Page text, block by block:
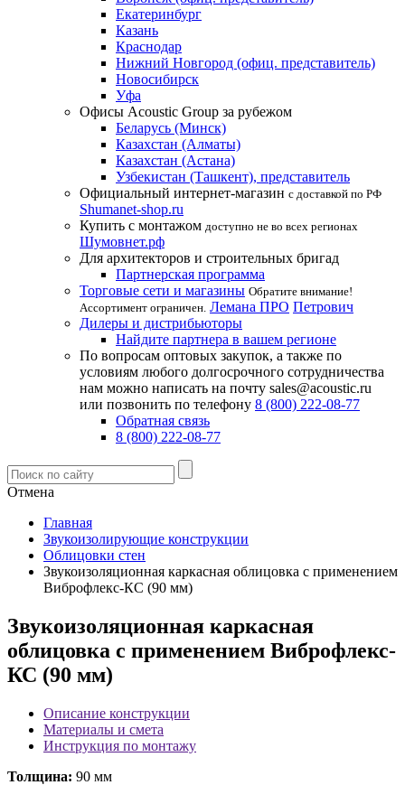
Екатеринбург
Казань
Краснодар
Нижний Новгород (офиц. представитель)
Новосибирск
Уфа
Офисы Acoustic Group за рубежом
Беларусь (Минск)
Казахстан (Алматы)
Казахстан (Астана)
Узбекистан (Ташкент), представитель
Официальный интернет-магазин с доставкой по РФ
Shumanet-shop.ru
Купить с монтажом доступно не во всех регионах
Шумовнет.рф
Для архитекторов и строительных бригад
Партнерская программа
Торговые сети и магазины Обратите внимание!
Ассортимент ограничен. Лемана ПРО Петрович
Дилеры и дистрибьюторы
Найдите партнера в вашем регионе
По вопросам оптовых закупок, а также по
условиям любого долгосрочного сотрудничества
нам можно написать на почту sales@acoustic.ru
или позвонить по телефону 8 (800) 222-08-77
Обратная связь
8 (800) 222-08-77
Отмена
Главная
Звукоизолирующие конструкции
Облицовки стен
Звукоизоляционная каркасная облицовка с применением
Виброфлекс-КС (90 мм)
Звукоизоляционная каркасная
облицовка с применением Виброфлекс-
КС (90 мм)
Описание конструкции
Материалы и смета
Инструкция по монтажу
Толщина: 90 мм